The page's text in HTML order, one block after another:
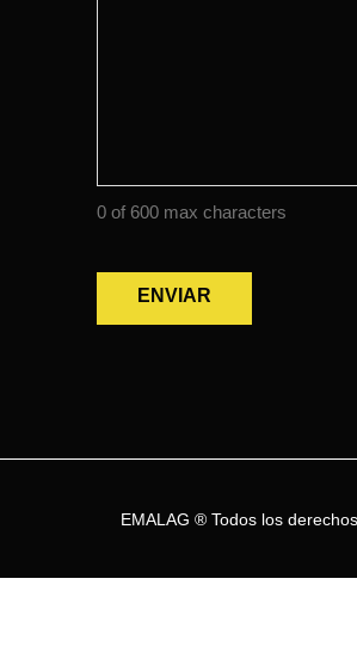
0 of 600 max characters
EMALAG ® Todos los